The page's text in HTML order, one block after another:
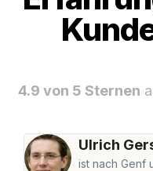
4.9 von 5 Sternen
Ulrich
ist nach Genf